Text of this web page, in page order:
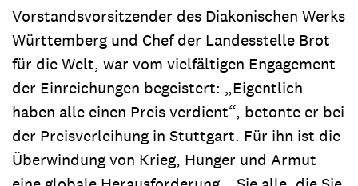
Vorstandsvorsitzender des Diakonischen Werks
Württemberg und Chef der Landesstelle Brot
für die Welt, war vom vielfältigen Engagement
der Einreichungen begeistert: „Eigentlich
haben alle einen Preis verdient“, betonte er bei
der Preisverleihung in Stuttgart. Für ihn ist die
Überwindung von Krieg, Hunger und Armut